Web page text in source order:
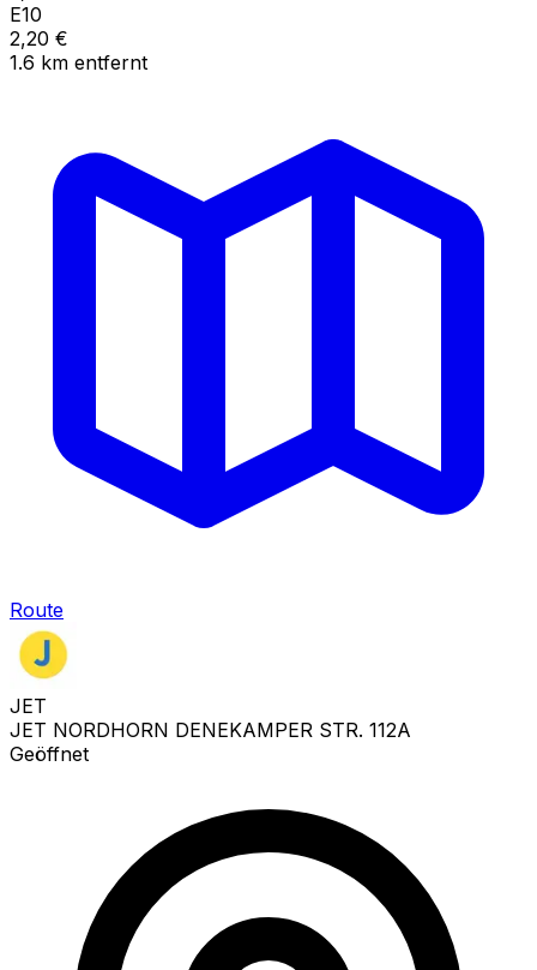
E10
2,20 €
1.6 km entfernt
Route
JET
JET NORDHORN DENEKAMPER STR. 112A
Geöffnet